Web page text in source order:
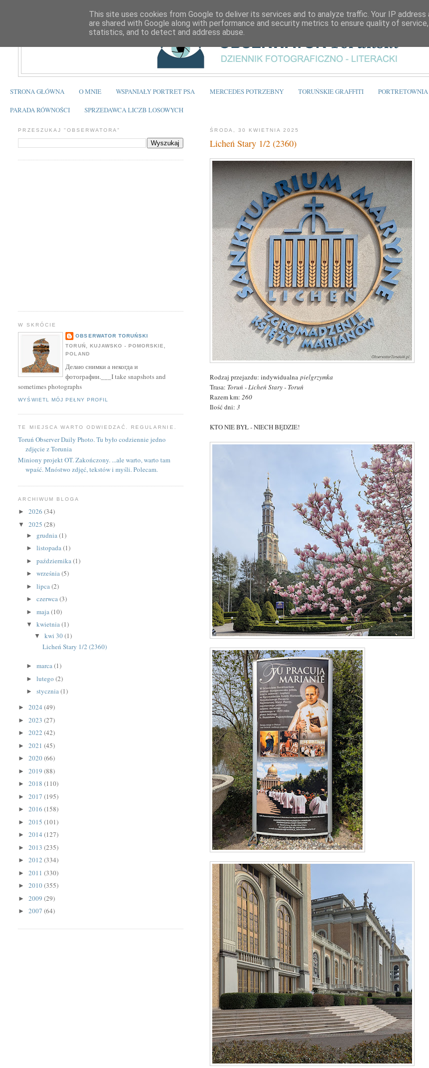
STRONA GŁÓWNA O MNIE WSPANIAŁY PORTRET PSA MERCEDES POTRZEBNY TORUŃSKIE GRAFFITI
PARADA RÓWNOŚCI SPRZEDAWCA LICZB LOSOWYCH
ŚRODA, 30 KWIETNIA 2025
Licheń Stary 1/2 (2360)
Rodzaj przejazdu: indywidualnapielgrzymka
Trasa: Toruń - Licheń Stary - Toruń
Razem km:260
Ilość dni:3
KTO NIE BYŁ - NIECH BĘDZIE!
PRZESZUKAJ "OBSERWATORA"
W SKRÓCIE
OBSERWATOR TORUŃSKI
TORUŃ, KUJAWSKO - POMORSKIE,
POLAND
Делаю снимки а некогда и
фотографии.___I take snapshots and
sometimes photographs
WYŚWIETL MÓJ PEŁNY PROFIL
TE MIEJSCA WARTO ODWIEDZAĆ. REGULARNIE.
Toruń Observer Daily Photo. Tu było codziennie jedno
zdjęcie z Torunia
Miniony projekt OT. Zakończony. ...ale warto, warto tam
wpaść. Mnóstwo zdjęć, tekstów i myśli. Polecam.
ARCHIWUM BLOGA
►2026(34)
▼2025(28)
► grudnia(1)
►listopada(1)
►października(1)
►września(5)
►lipca(2)
►czerwca(3)
►maja(10)
▼kwietnia(1)
▼ kwi 30(1)
Licheń Stary 1/2 (2360)
►marca(1)
►lutego(2)
►stycznia(1)
►2024(49)
►2023(27)
►2022(42)
►2021(45)
►2020(66)
►2019(88)
►2018(110)
►2017(195)
►2016(158)
►2015(101)
►2014(127)
►2013(235)
►2012(334)
►2011(330)
►2010(355)
►2009(29)
►2007(64)
This site uses cookies from Google to deliver its services and to analyze traffic. Your IP address
are shared with Google along with performance and security metrics to ensure quality of
statistics, and to detect and address abuse.